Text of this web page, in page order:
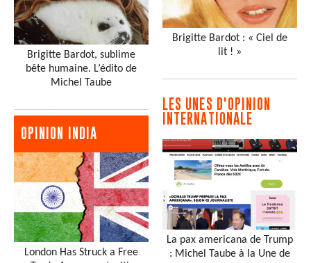
Brigitte Bardot, sublime
bête humaine. L’édito de
Michel Taube
OPINION INDIA
London Has Struck a Free
Brigitte Bardot : « Ciel de
lit ! »
LES UNES D'OPINION
INTERNATIONALE
La pax americana de Trump
: Michel Taube à la Une de